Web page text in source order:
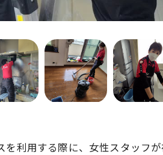
利用する際に、女性スタッフ